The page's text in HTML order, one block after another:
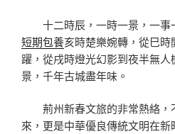
十二時辰，一時一景，一
短期包養亥時楚樂婉轉，從巳
躍，從戌時燈光幻影到夜半無
景，千年古城盡年味。
荊州新春文旅的非常熱絡
來，更是中華優良傳統文明在